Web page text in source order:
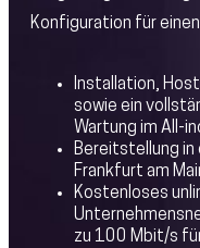
Konfiguration für
Installation,
sowie ein
Wartung im All-
Bereitstellung in
Frankfurt am
Kostenloses
zu 100 Mbit/s